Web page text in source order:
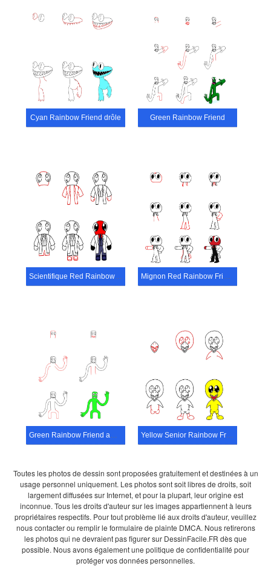
Cyan Rainbow Friend drôle Green Rainbow Friend
Toutes les photos de dessin sont proposées gratuitement et destinées à un
usage personnel uniquement. Les photos sont soit libres de droits, soit
largement diffusées sur Internet, et pour la plupart, leur origine est
inconnue. Tous les droits d'auteur sur les images appartiennent à leurs
propriétaires respectifs. Pour tout problème lié aux droits d'auteur, veuillez
nous contacter ou remplir le formulaire de plainte DMCA. Nous retirerons
les photos qui ne devraient pas figurer sur DessinFacile.FR dès que
possible. Nous avons également une politique de confidentialité pour
protéger vos données personnelles.